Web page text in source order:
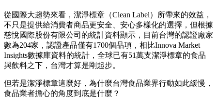
從國際大趨勢來看，潔淨標章（Clean Label）所帶來的效益，
不只是提供給消費者商品更安全、安心多樣化的選擇，但根據
慈悅國際股份有限公司的統計資料顯示，目前台灣的認證廠家
數為204家，認證產品僅有1700個品項，相比Innova Market
Insights數據庫資料的統計，全球已有51萬支潔淨標章的食品
與飲料之下，台灣才算是剛起步。
但若是潔淨標章這麼好，為什麼台灣食品業界行動如此緩慢，
食品業者擔心的角度到底是什麼？